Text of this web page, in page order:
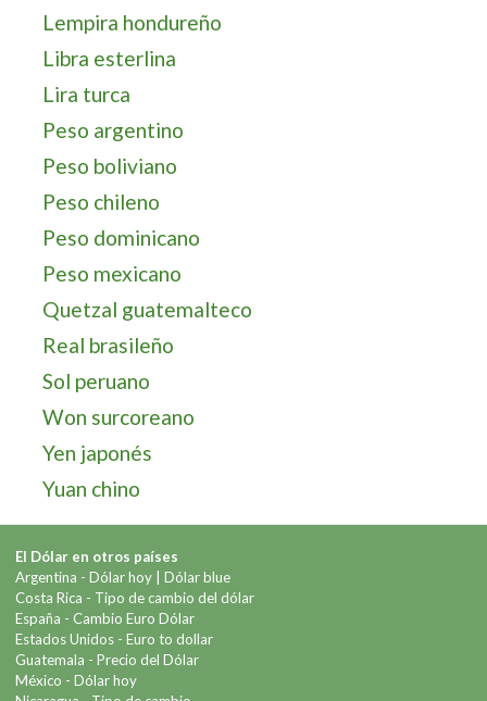
Lempira hondureño
Libra esterlina
Lira turca
Peso argentino
Peso boliviano
Peso chileno
Peso dominicano
Peso mexicano
Quetzal guatemalteco
Real brasileño
Sol peruano
Won surcoreano
Yen japonés
Yuan chino
El Dólar en otros países
Argentina -Dólar hoy |Dólar blue
Costa Rica - Tipo de cambio del dólar
España -Cambio Euro Dólar
Estados Unidos -Euro to dollar
Guatemala -Precio del Dólar
México -Dólar hoy